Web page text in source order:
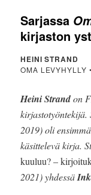
Sarjassa
kirjaston
HEINI STRAND
OMA LEVYHYLLY
Heini Strandon
2019) oli
käsittelevä kirja.
kuuluu? –
2021) yhdessä